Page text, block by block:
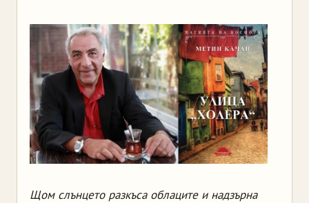
Щом слънцето разкъса облаците и надзърна